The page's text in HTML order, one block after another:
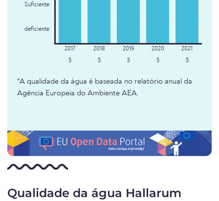
Suficiente
deficiente
5 5 5 5 5
*A qualidade da água é baseada no relatório anual da
Agência Europeia do Ambiente AEA.
Qualidade da água Hallarum